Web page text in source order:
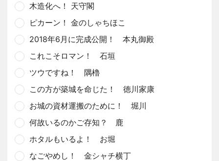
木造化へ！ 天守閣
ピカーン！ 金のしゃちほこ
2018年6月に完成公開！ 本丸御殿
これこそロマン！ 石垣
ツウですね！ 隅櫓
この方が築城を命じた！ 徳川家康
お城の資材運搬のために！ 堀川
何故いるのかご存知？ 鹿
ホタルもいるよ！ お堀
なごやめし！ 金シャチ横丁